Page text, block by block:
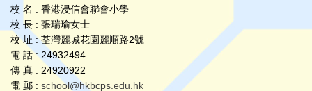
校 名 : 香港浸信會聯會小學
校 長 : 張瑞瑜女士
校 址 : 荃灣麗城花園麗順路2號
電 話 : 24932494
傳 真 : 24920922
電 郵 : school@hkbcps.edu.hk